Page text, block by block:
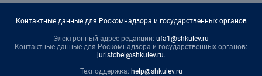
Контактные данные для Роскомнадзора и государственных органов
Электронный адрес редакции: ufa1@shkulev.ru
Контактные данные для Роскомнадзора и государственных органов:
juristchel@shkulev.ru.
Техподдержка: help@shkulev.ru